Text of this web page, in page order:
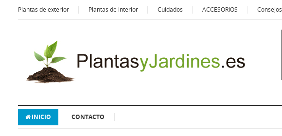
Plantas de exterior Plantas de interior Cuidados ACCESORIOS Consejos
INICIO CONTACTO